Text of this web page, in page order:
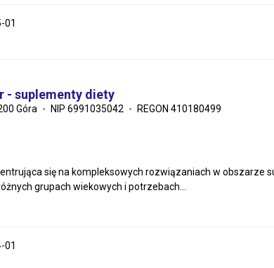
01
- suplementy diety
Góra NIP 6991035042 REGON 410180499
się na kompleksowych rozwiązaniach w obszarze
grupach wiekowych i potrzebach...
01